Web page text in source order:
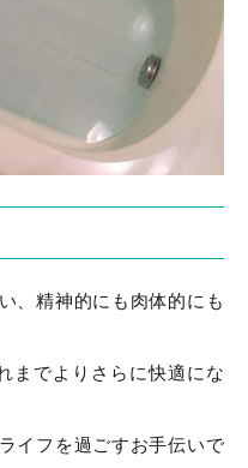
、精神的にも肉体的にも
までよりさらに快適にな
イフを過ごすお手伝いで